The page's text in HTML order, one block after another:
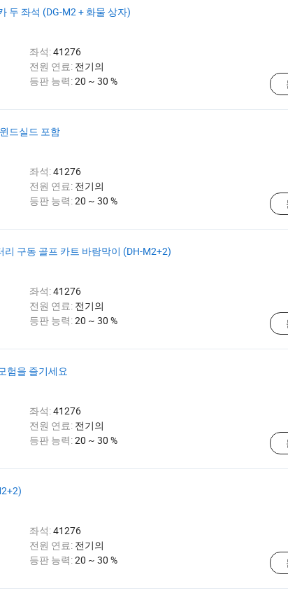
두 좌석 (DG-M2 + 화물 상자)
좌석:41276
전원 연료: 전기의
등판 능력:20 ~ 30 %
드실드 포함
좌석:41276
전원 연료: 전기의
등판 능력:20 ~ 30 %
구동 골프 카트 바람막이 (DH-M2+2)
좌석:41276
전원 연료: 전기의
등판 능력:20 ~ 30 %
험을 즐기세요
좌석:41276
전원 연료: 전기의
등판 능력:20 ~ 30 %
좌석:41276
전원 연료: 전기의
등판 능력:20 ~ 30 %